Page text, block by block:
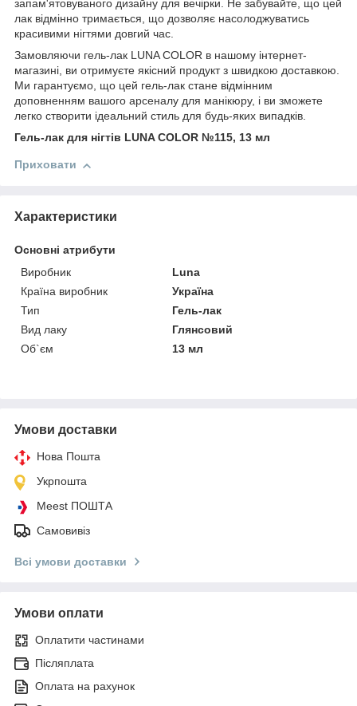
запам'ятовуваного дизайну для вечірки. Не забувайте, що цей
лак відмінно тримається, що дозволяє насолоджуватись
красивими нігтями довгий час.
Замовляючи гель-лак LUNA COLOR в нашому інтернет-
магазині, ви отримуєте якісний продукт з швидкою доставкою.
Ми гарантуємо, що цей гель-лак стане відмінним
доповненням вашого арсеналу для манікюру, і ви зможете
легко створити ідеальний стиль для будь-яких випадків.
Гель-лак для нігтів LUNA COLOR №115, 13 мл
Приховати
Характеристики
Основні атрибути
Виробник
Luna
Країна виробник
Україна
Тип
Гель-лак
Вид лаку
Глянсовий
Об`єм
13 мл
Умови доставки
Нова Пошта
Укрпошта
Meest ПОШТА
Самовивіз
Всі умови доставки
Умови оплати
Оплатити частинами
Післяплата
Оплата на рахунок